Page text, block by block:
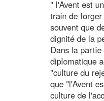
" l'Avent est
train de
souvent que
dignité de la
Dans la
diplomatique
"culture du
que "l'Avent
culture de